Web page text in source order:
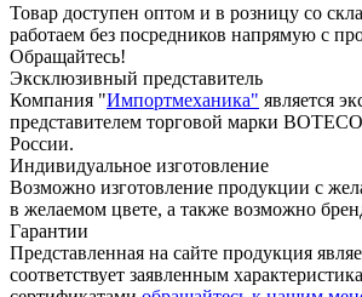
Товар доступен оптом и в розницу со
работаем без посредников напрямую с
Обращайтесь!
Эксклюзивный представитель
Компания "Импортмеханика" является
представителем торговой марки
России.
Индивидуальное изготовление
Возможно изготовление продукции с
в желаемом цвете, а также возможно
Гарантии
Представленная на сайте продукция
соответствует заявленным